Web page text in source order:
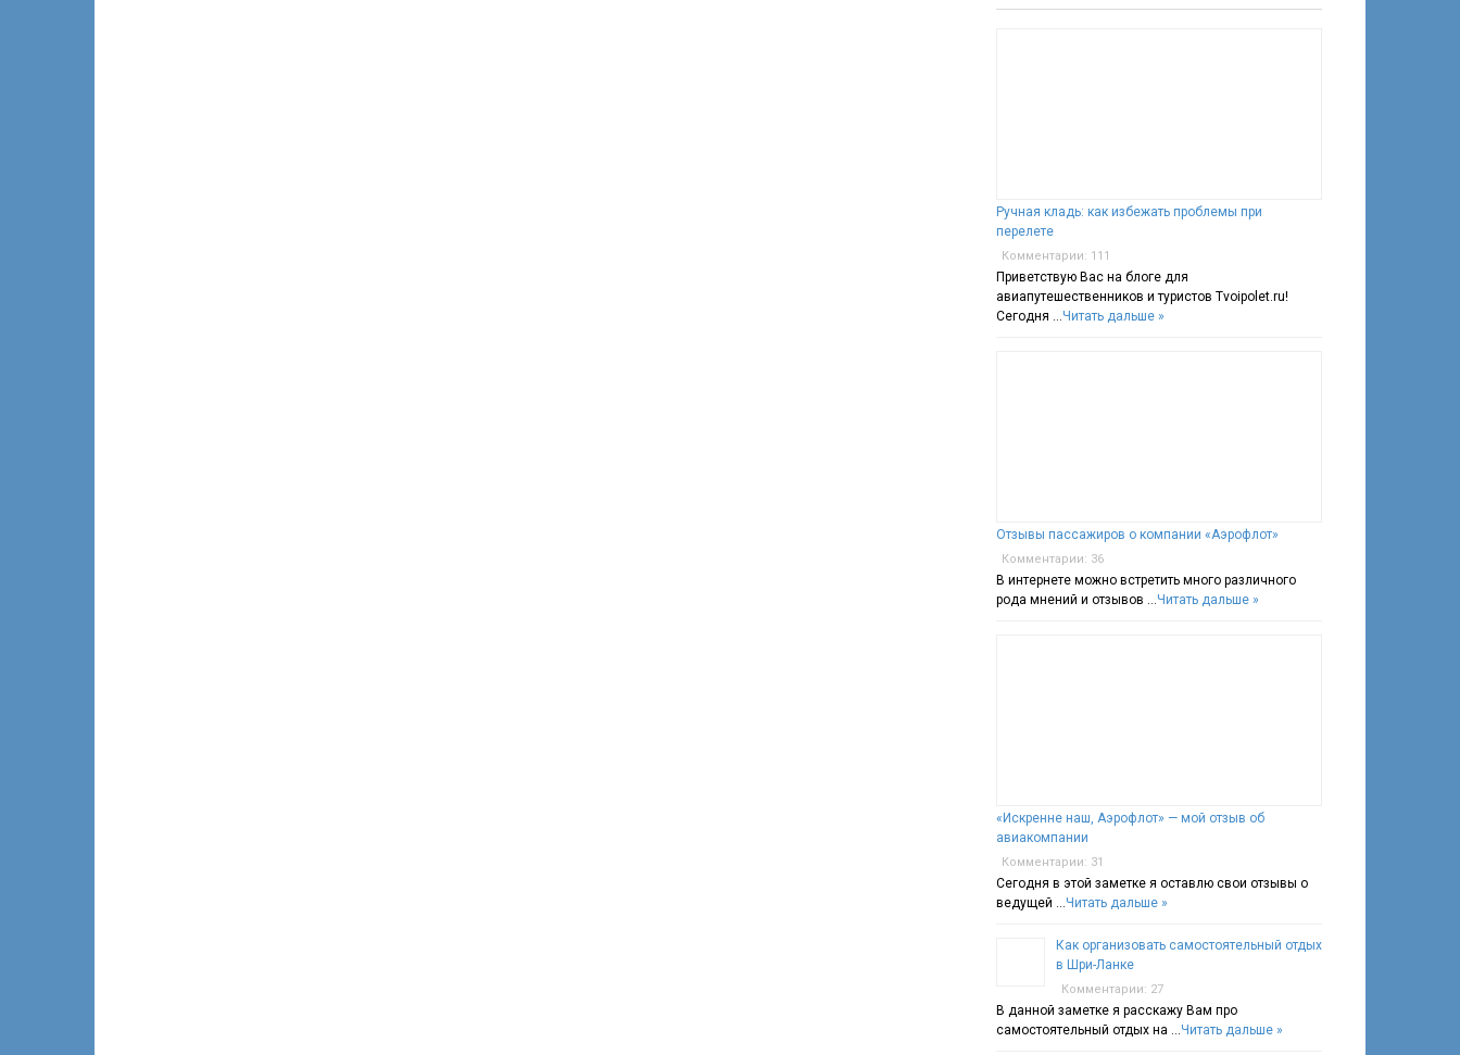
Ручная кладь: как избежать проблемы при
перелете
Комментарии: 111
Приветствую Вас на блоге для
авиапутешественников и туристов Tvoipolet.ru!
Сегодня …Читать дальше »
Отзывы пассажиров о компании «Аэрофлот»
Комментарии: 36
В интернете можно встретить много различного
рода мнений и отзывов …Читать дальше »
«Искренне наш, Аэрофлот» — мой отзыв об
авиакомпании
Комментарии: 31
Сегодня в этой заметке я оставлю свои отзывы о
ведущей …Читать дальше »
Как организовать самостоятельный отдых
в Шри-Ланке
Комментарии: 27
В данной заметке я расскажу Вам про
самостоятельный отдых на …Читать дальше »